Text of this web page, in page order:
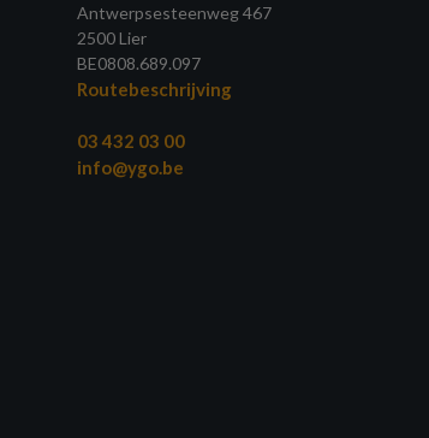
Antwerpsesteenweg 467
2500 Lier
BE0808.689.097
Routebeschrijving
03 432 03 00
info@ygo.be